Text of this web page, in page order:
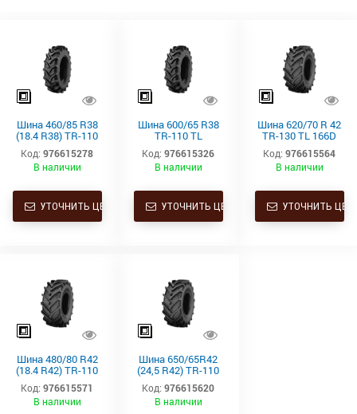
Шина 460/85 R38
(18.4 R38) TR-110
TL 149A8/146B
Starmaxx
Код: 976615278
В наличии
УТОЧНИТЬ ЦЕНУ
Шина 600/65 R38
TR-110 TL
159D/162A8
Starmaxx
Код: 976615326
В наличии
УТОЧНИТЬ ЦЕНУ
Шина 620/70 R 42
TR-130 TL 166D
Starmaxx
Код: 976615564
В наличии
УТОЧНИТЬ
Шина 480/80 R42
(18.4 R42) TR-110
TL 151A8/148B
Starmaxx
Код: 976615571
В наличии
Шина 650/65R42
(24,5 R42) TR-110
TL 170D Starmaxx
Код: 976615620
В наличии